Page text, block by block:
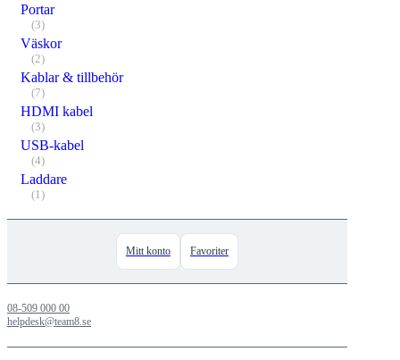
Portar
(3)
Väskor
(2)
Kablar & tillbehör
(7)
HDMI kabel
(3)
USB-kabel
(4)
Laddare
(1)
Mitt konto Favoriter
08-509 000 00
helpdesk@team8.se